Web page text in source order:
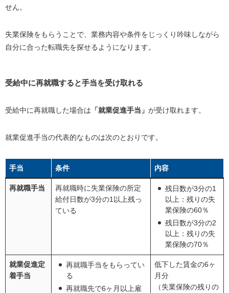
せん。
失業保険をもらうことで、業務内容や条件をじっくり吟味しながら
自分に合った転職先を探せるようになります。
受給中に再就職すると手当を受け取れる
受給中に再就職した場合は 「就業促進手当」 が受け取れます。
就業促進手当の代表的なものは次のとおりです。
手当 条件 内容
再就職手当
再就職時に失業保険の所定
給付日数が3分の1以上残っ
ている
残日数が3分の1
以上：残りの失
業保険の60％
残日数が3分の2
以上：残りの失
業保険の70％
就業促進定
着手当
再就職手当をもらってい
る
再就職先で6ヶ月以上雇
低下した賃金の6ヶ
月分
（失業保険の残りの